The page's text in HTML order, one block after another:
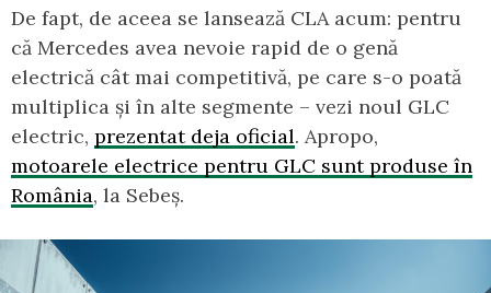
De fapt, de aceea se lansează CLA acum: pentru
că Mercedes avea nevoie rapid de o genă
electrică cât mai competitivă, pe care s-o poată
multiplica și în alte segmente – vezi noul GLC
electric, prezentat deja oficial. Apropo,
motoarele electrice pentru GLC sunt produse în
România, la Sebeș.